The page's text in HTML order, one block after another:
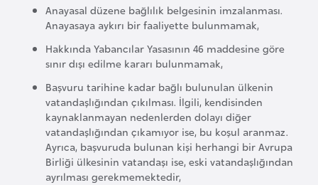
Anayasal düzene bağlılık belgesinin imzalanması.
Anayasaya aykırı bir faaliyette bulunmamak,
Hakkında Yabancılar Yasasının 46 maddesine göre
sınır dışı edilme kararı bulunmamak,
Başvuru tarihine kadar bağlı bulunulan ülkenin
vatandaşlığından çıkılması. İlgili, kendisinden
kaynaklanmayan nedenlerden dolayı diğer
vatandaşlığından çıkamıyor ise, bu koşul aranmaz.
Ayrıca, başvuruda bulunan kişi herhangi bir Avrupa
Birliği ülkesinin vatandaşı ise, eski vatandaşlığından
ayrılması gerekmemektedir,